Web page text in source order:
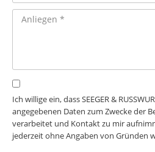
Ich willige ein, dass SEEGER &
angegebenen Daten zum Zwecke der
verarbeitet und Kontakt zu mir
jederzeit ohne Angaben von Gründen